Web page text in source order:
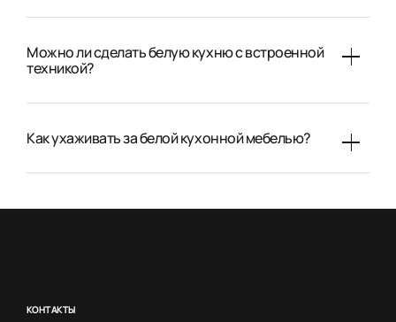
Можно ли сделать белую кухню с встроенной
техникой?
Как ухаживать за белой кухонной мебелью?
КОНТАКТЫ